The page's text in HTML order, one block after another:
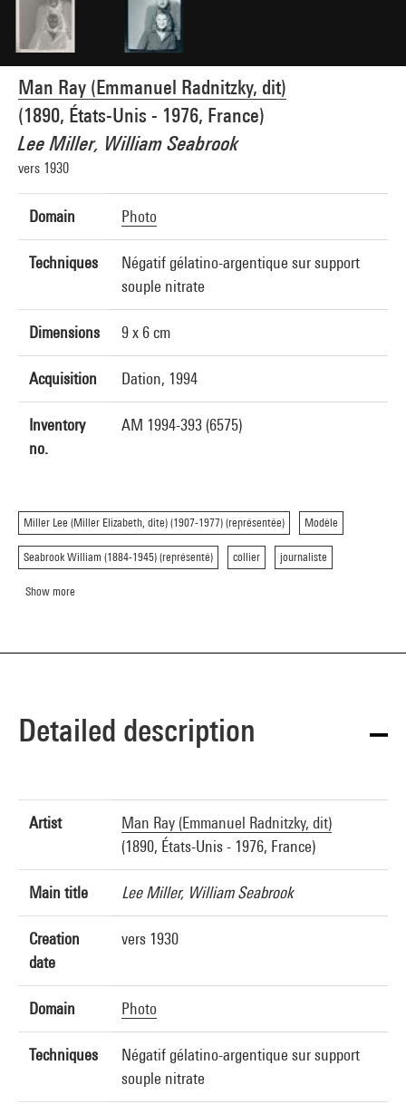
Man Ray (Emmanuel Radnitzky, dit)
(1890, États-Unis - 1976, France)
Lee Miller, William Seabrook
vers 1930
Domain Photo
Techniques
Négatif gélatino-argentique sur support
souple nitrate
Dimensions 9 x 6 cm
Acquisition Dation, 1994
Inventory
no.
AM 1994-393 (6575)
Miller Lee (Miller Elizabeth, dite) (1907-1977) (représentée) Modèle
Seabrook William (1884-1945) (représenté) collier journaliste
Show more
Detailed description
Artist
Man Ray (Emmanuel Radnitzky, dit)
(1890, États-Unis - 1976, France)
Main title Lee Miller, William Seabrook
Creation
date
vers 1930
Domain Photo
Techniques
Négatif gélatino-argentique sur support
souple nitrate